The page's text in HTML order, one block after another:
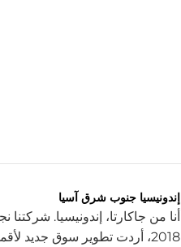
إندونيسيا جنوب شرق آسيا
أنا من جاكارتا، إندونيسيا.
2018، أردت تطوير سوق